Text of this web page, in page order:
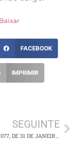
Baixar
FACEBOOK
IMPRIMIR
SEGUINTE
DECRETO Nº 077, DE 31 DE JANEIRO DE 2025.